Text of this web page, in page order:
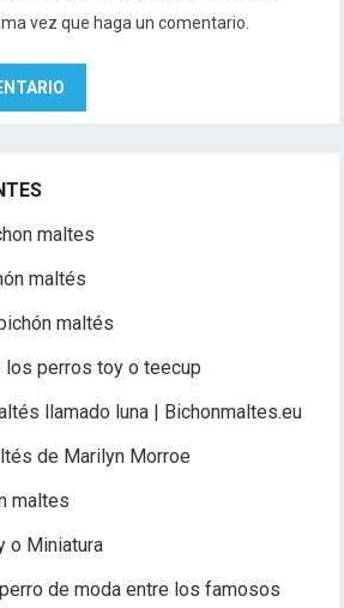
vez que haga un comentario.
maltes
maltés
maltés
los perros toy o teecup
llamado luna | Bichonmaltes.eu
de Marilyn Morroe
maltes
o Miniatura
de moda entre los famosos